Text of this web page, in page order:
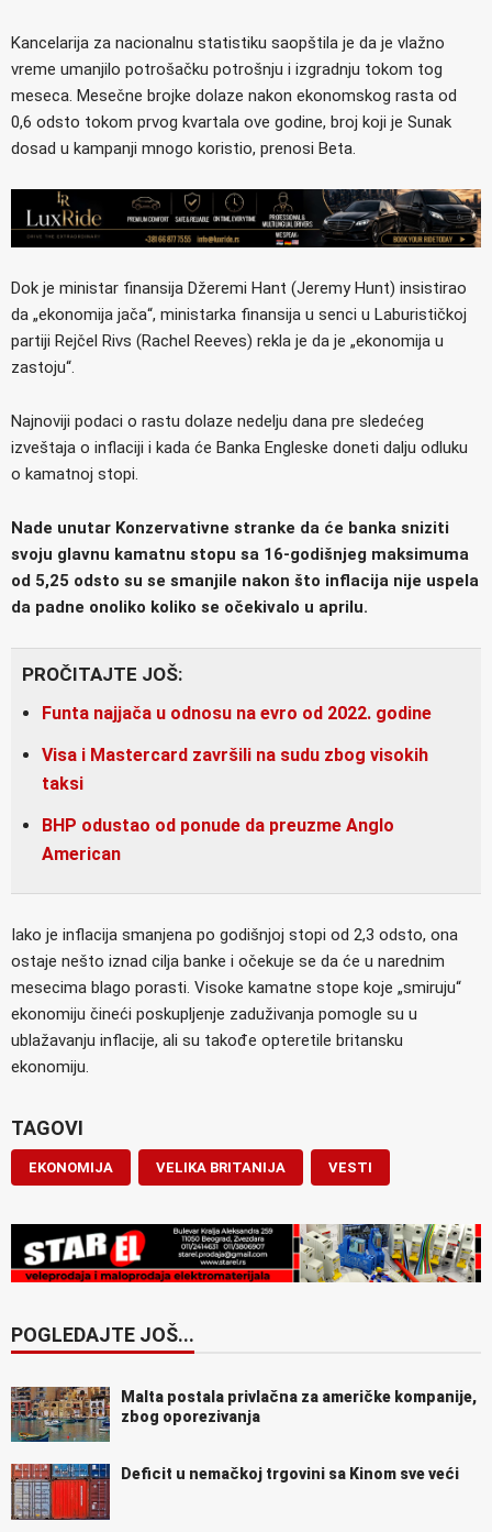
Kancelarija za nacionalnu statistiku saopštila je da je vlažno
vreme umanjilo potrošačku potrošnju i izgradnju tokom tog
meseca. Mesečne brojke dolaze nakon ekonomskog rasta od
0,6 odsto tokom prvog kvartala ove godine, broj koji je Sunak
dosad u kampanji mnogo koristio, prenosi Beta.
Dok je ministar finansija Džeremi Hant (Jeremy Hunt) insistirao
da „ekonomija jača“, ministarka finansija u senci u Laburističkoj
partiji Rejčel Rivs (Rachel Reeves) rekla je da je „ekonomija u
zastoju“.
Najnoviji podaci o rastu dolaze nedelju dana pre sledećeg
izveštaja o inflaciji i kada će Banka Engleske doneti dalju odluku
o kamatnoj stopi.
Nade unutar Konzervativne stranke da će banka sniziti
svoju glavnu kamatnu stopu sa 16-godišnjeg maksimuma
od 5,25 odsto su se smanjile nakon što inflacija nije uspela
da padne onoliko koliko se očekivalo u aprilu.
PROČITAJTE JOŠ:
Funta najjača u odnosu na evro od 2022. godine
Visa i Mastercard završili na sudu zbog visokih
taksi
BHP odustao od ponude da preuzme Anglo
American
Iako je inflacija smanjena po godišnjoj stopi od 2,3 odsto, ona
ostaje nešto iznad cilja banke i očekuje se da će u narednim
mesecima blago porasti. Visoke kamatne stope koje „smiruju“
ekonomiju čineći poskupljenje zaduživanja pomogle su u
ublažavanju inflacije, ali su takođe opteretile britansku
ekonomiju.
TAGOVI
EKONOMIJA VELIKA BRITANIJA VESTI
POGLEDAJTE JOŠ...
Malta postala privlačna za američke kompanije,
zbog oporezivanja
Deficit u nemačkoj trgovini sa Kinom sve veći